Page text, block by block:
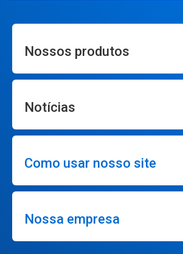
Nossos produtos
Notícias
Como usar nosso site
Nossa empresa